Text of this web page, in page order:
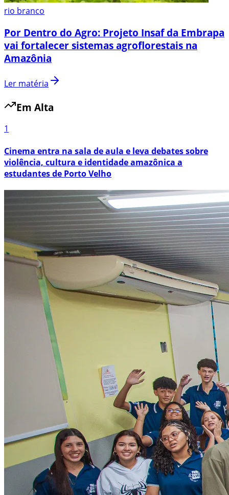
rio branco
Por Dentro do Agro: Projeto Insaf da Embrapa
vai fortalecer sistemas agroflorestais na
Amazônia
Ler matéria
Em Alta
1
Cinema entra na sala de aula e leva debates sobre
violência, cultura e identidade amazônica a
estudantes de Porto Velho